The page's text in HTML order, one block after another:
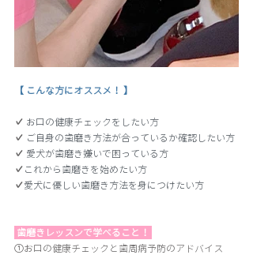
【 こんな方にオススメ！ 】
✔️ お口の健康チェックをしたい方
✔️ ご自身の歯磨き方法が合っているか確認したい方
✔️ 愛犬が歯磨き嫌いで困っている方
✔︎これから歯磨きを始めたい方
✔︎愛犬に優しい歯磨き方法を身につけたい方
歯磨きレッスンで学べること！
①お口の健康チェックと歯周病予防のアドバイス